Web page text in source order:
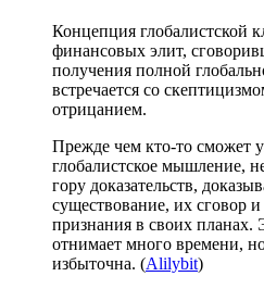
Концепция глобалистской
финансовых элит,
получения полной
встречается со
отрицанием.
Прежде чем кто-то сможет
глобалистское мышление,
гору доказательств,
существование, их сговор
признания в своих планах.
отнимает много времени,
избыточна. (Alilybit)